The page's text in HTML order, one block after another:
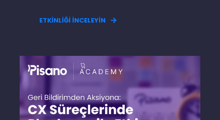
ETKİNLİĞİ İNCELEYİN